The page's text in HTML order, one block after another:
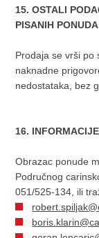
15. OSTALI
PISANIH PONUDA
Prodaja se vrši po
naknadne
nedostataka, bez
16.
Obrazac ponude
Područnog
051/525-134, ili